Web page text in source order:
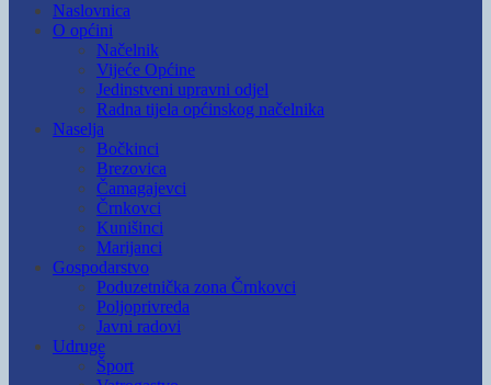
Naslovnica
O općini
Načelnik
Vijeće Općine
Jedinstveni upravni odjel
Radna tijela općinskog načelnika
Naselja
Bočkinci
Brezovica
Čamagajevci
Črnkovci
Kunišinci
Marijanci
Gospodarstvo
Poduzetnička zona Črnkovci
Poljoprivreda
Javni radovi
Udruge
Šport